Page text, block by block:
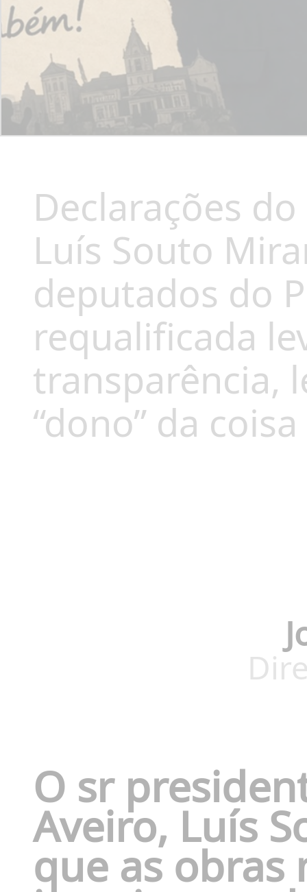
Declarações
Luís Souto
deputados do
requalificada
transparência,
“dono” da
O sr
Aveiro, Luís
que as obras